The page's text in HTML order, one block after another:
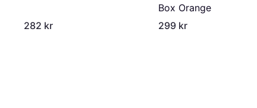
282 kr
Box Orange
299 kr